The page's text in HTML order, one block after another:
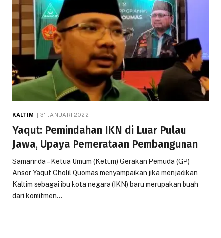
KALTIM 31 JANUARI 2022
Yaqut: Pemindahan IKN di Luar Pulau
Jawa, Upaya Pemerataan Pembangunan
Samarinda – Ketua Umum (Ketum) Gerakan Pemuda (GP)
Ansor Yaqut Cholil Quomas menyampaikan jika menjadikan
Kaltim sebagai ibu kota negara (IKN) baru merupakan buah
dari komitmen…